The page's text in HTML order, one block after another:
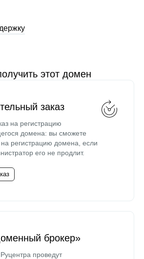
этот домен
заказ
на регистрацию
домена: вы сможете
на регистрацию домена, если
его не продлит.
брокер»
проведут